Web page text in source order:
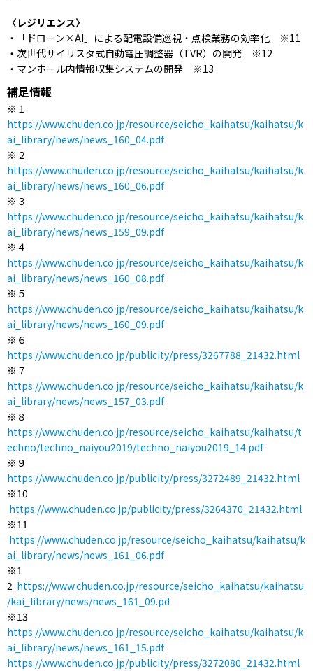
〈レジリエンス〉
・「ドローン×AI」による配電設備巡視・点検業務の効率化 ※11
・次世代サイリスタ式自動電圧調整器（TVR）の開発 ※12
・マンホール内情報収集システムの開発 ※13
補足情報
※１
https://www.chuden.co.jp/resource/seicho_kaihatsu/kaihatsu/k
ai_library/news/news_160_04.pdf
※２
https://www.chuden.co.jp/resource/seicho_kaihatsu/kaihatsu/k
ai_library/news/news_160_06.pdf
※３
https://www.chuden.co.jp/resource/seicho_kaihatsu/kaihatsu/k
ai_library/news/news_159_09.pdf
※４
https://www.chuden.co.jp/resource/seicho_kaihatsu/kaihatsu/k
ai_library/news/news_160_08.pdf
※５
https://www.chuden.co.jp/resource/seicho_kaihatsu/kaihatsu/k
ai_library/news/news_160_09.pdf
※６
https://www.chuden.co.jp/publicity/press/3267788_21432.html
※７
https://www.chuden.co.jp/resource/seicho_kaihatsu/kaihatsu/k
ai_library/news/news_157_03.pdf
※８
https://www.chuden.co.jp/resource/seicho_kaihatsu/kaihatsu/t
echno/techno_naiyou2019/techno_naiyou2019_14.pdf
※９
https://www.chuden.co.jp/publicity/press/3272489_21432.html
※10
https://www.chuden.co.jp/publicity/press/3264370_21432.html
※11
https://www.chuden.co.jp/resource/seicho_kaihatsu/kaihatsu/k
ai_library/news/news_161_06.pdf
※1
2 https://www.chuden.co.jp/resource/seicho_kaihatsu/kaihatsu
/kai_library/news/news_161_09.pd
※13
https://www.chuden.co.jp/resource/seicho_kaihatsu/kaihatsu/k
ai_library/news/news_161_15.pdf
https://www.chuden.co.jp/publicity/press/3272080_21432.html